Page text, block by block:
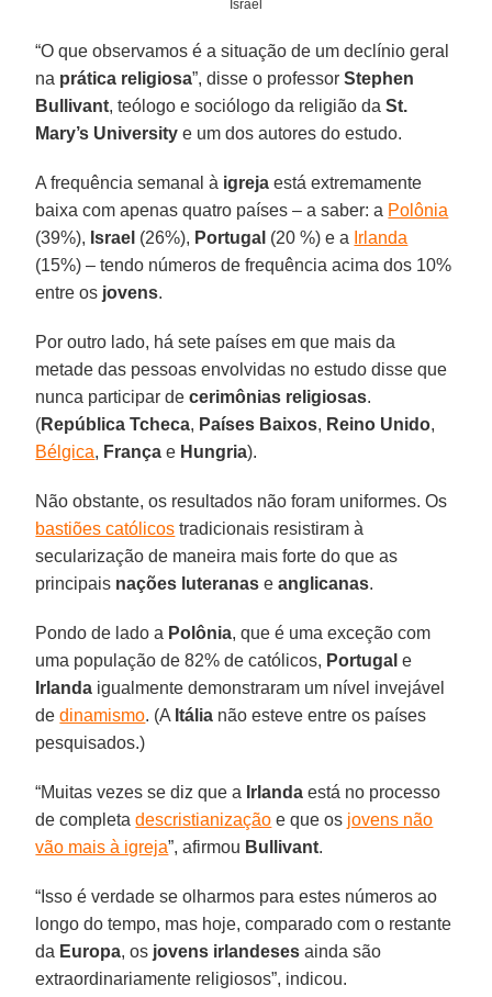
Israel
“O que observamos é a situação de um declínio geral
na prática religiosa”, disse o professorStephen
Bullivant, teólogo e sociólogo da religião daSt.
Mary’s University e um dos autores do estudo.
A frequência semanal à igreja está extremamente
baixa com apenas quatro países – a saber: a Polônia
(39%), Israel (26%), Portugal (20 %) e a Irlanda
(15%) – tendo números de frequência acima dos 10%
entre os jovens.
Por outro lado, há sete países em que mais da
metade das pessoas envolvidas no estudo disse que
nunca participar decerimônias religiosas.
(República Tcheca, Países Baixos, Reino Unido,
Bélgica, França e Hungria).
Não obstante, os resultados não foram uniformes. Os
bastiões católicos tradicionais resistiram à
secularização de maneira mais forte do que as
principais nações luteranas eanglicanas.
Pondo de lado a Polônia, que é uma exceção com
uma população de 82% de católicos, Portugal e
Irlanda igualmente demonstraram um nível invejável
dedinamismo. (A Itália não esteve entre os países
pesquisados.)
“Muitas vezes se diz que a Irlanda está no processo
de completadescristianização e que os jovens não
vão mais à igreja”, afirmou Bullivant.
“Isso é verdade se olharmos para estes números ao
longo do tempo, mas hoje, comparado com o restante
da Europa, os jovens irlandeses ainda são
extraordinariamente religiosos”, indicou.